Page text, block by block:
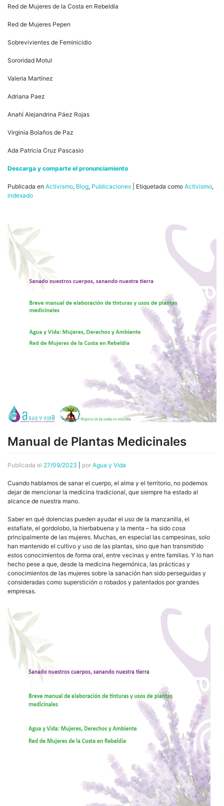
Red de Mujeres de la Costa en Rebeldía
Red de Mujeres Pepen
Sobrevivientes de Feminicidio
Sororidad Motul
Valeria Martínez
Adriana Paez
Anahí Alejandrina Páez Rojas
Virginia Bolaños de Paz
Ada Patricia Cruz Pascasio
Descarga y comparte el pronunciamiento
Publicada en Activismo, Blog, Publicaciones Etiquetada como Activismo,
indexado
Manual de Plantas Medicinales
Publicada el 27/09/2023 por Agua y Vida
Cuando hablamos de sanar el cuerpo, el alma y el territorio, no podemos
dejar de mencionar la medicina tradicional, que siempre ha estado al
alcance de nuestra mano.
Saber en qué dolencias pueden ayudar el uso de la manzanilla, el
estafiate, el gordolobo, la hierbabuena y la menta – ha sido cosa
principalmente de las mujeres. Muchas, en especial las campesinas, solo
han mantenido el cultivo y uso de las plantas, sino que han transmitido
estos conocimientos de forma oral, entre vecinas y entre familias. Y lo han
hecho pese a que, desde la medicina hegemónica, las prácticas y
conocimientos de las mujeres sobre la sanación han sido perseguidas y
consideradas como superstición o robados y patentados por grandes
empresas.